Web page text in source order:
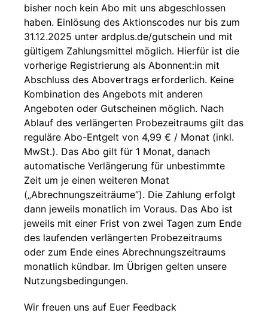
bisher noch kein Abo mit uns abgeschlossen
haben. Einlösung des Aktionscodes nur bis zum
31.12.2025 unter ardplus.de/gutschein und mit
gültigem Zahlungsmittel möglich. Hierfür ist die
vorherige Registrierung als Abonnent:in mit
Abschluss des Abovertrags erforderlich. Keine
Kombination des Angebots mit anderen
Angeboten oder Gutscheinen möglich. Nach
Ablauf des verlängerten Probezeitraums gilt das
reguläre Abo-Entgelt von 4,99 € / Monat (inkl.
MwSt.). Das Abo gilt für 1 Monat, danach
automatische Verlängerung für unbestimmte
Zeit um je einen weiteren Monat
(„Abrechnungszeiträume“). Die Zahlung erfolgt
dann jeweils monatlich im Voraus. Das Abo ist
jeweils mit einer Frist von zwei Tagen zum Ende
des laufenden verlängerten Probezeitraums
oder zum Ende eines Abrechnungszeitraums
monatlich kündbar. Im Übrigen gelten unsere
Nutzungsbedingungen.
Wir freuen uns auf Euer Feedback